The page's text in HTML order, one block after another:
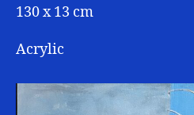
130 x 13 cm
Acrylic